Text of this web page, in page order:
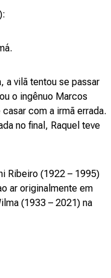
a vilã tentou se passar
o ingênuo Marcos
com a irmã errada.
no final, Raquel teve
Ribeiro (1922 – 1995)
ar originalmente em
(1933 – 2021) na